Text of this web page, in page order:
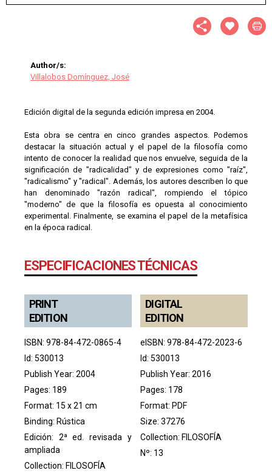
Author/s:
Villalobos Domínguez, José
Edición digital de la segunda edición impresa en 2004.
Esta obra se centra en cinco grandes aspectos. Podemos
destacar la situación actual y el papel de la filosofía como
intento de conocer la realidad que nos envuelve, seguida de la
significación de "radicalidad" y de expresiones como "raíz",
"radicalismo" y "radical". Además, los autores describen lo que
han denominado "razón radical", rompiendo el tópico
"moderno" de que la filosofía es opuesta al conocimiento
experimental. Finalmente, se examina el papel de la metafísica
en la época radical.
ESPECIFICACIONES TÉCNICAS
PRINT
EDITION
ISBN: 978-84-472-0865-4
Id: 530013
Publish Year: 2004
Pages: 189
Format: 15 x 21 cm
Binding: Rústica
Edición: 2ª ed. revisada y
ampliada
Collection: FILOSOFÍA
DIGITAL
EDITION
eISBN: 978-84-472-2023-6
Id: 530013
Publish Year: 2016
Pages: 178
Format: PDF
Size: 37276
Collection: FILOSOFÍA
Nº: 13